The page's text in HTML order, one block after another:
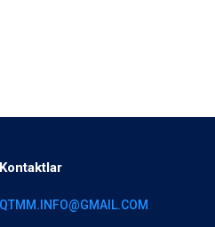
Kontaktlar
QTMM.INFO@GMAIL.COM